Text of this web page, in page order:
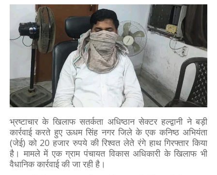
भ्रष्टाचार के खिलाफ सतर्कता अधिष्ठान सेक्टर हल्द्वानी ने बड़ी
कार्रवाई करते हुए ऊधम सिंह नगर जिले के एक कनिष्ठ अभियंता
(जेई) को 20 हजार रुपये की रिश्वत लेते रंगे हाथ गिरफ्तार किया
है। मामले में एक ग्राम पंचायत विकास अधिकारी के खिलाफ भी
वैधानिक कार्रवाई की जा रही है।